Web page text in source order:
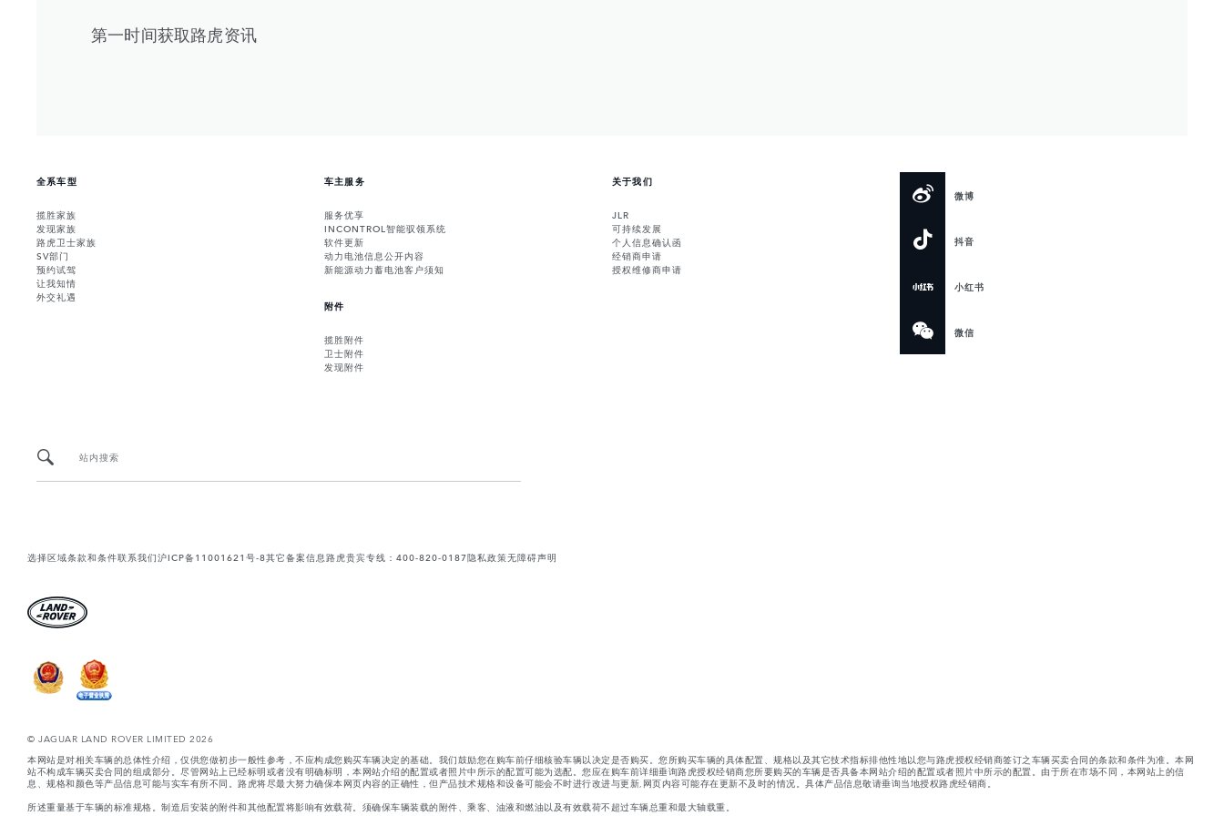
第一时间获取路虎资讯
全系车型
揽胜家族
发现家族
路虎卫士家族
SV部门
预约试驾
让我知情
外交礼遇
车主服务
服务优享
INCONTROL智能驭领系统
软件更新
动力电池信息公开内容
新能源动力蓄电池客户须知
附件
揽胜附件
卫士附件
发现附件
关于我们
JLR
可持续发展
个人信息确认函
经销商申请
授权维修商申请
微博
抖音
小红书
微信
站内搜索
选择区域条款和条件联系我们沪ICP备11001621号-8其它备案信息路虎贵宾专线：400-820-0187隐私政策无障碍声明
© JAGUAR LAND ROVER LIMITED 2026
本网站是对相关车辆的总体性介绍，仅供您做初步一般性参考，不应构成您购买车辆决定的基础。我们鼓励您在购车前仔细核验车辆以决定是否购买。您所购买车辆的具体配置、规格以及其它技术指标排他性地以您与路虎授权经销商签订之车辆买卖合同的条款和条件为准。本网
站不构成车辆买卖合同的组成部分。尽管网站上已经标明或者没有明确标明，本网站介绍的配置或者照片中所示的配置可能为选配。您应在购车前详细垂询路虎授权经销商您所要购买的车辆是否具备本网站介绍的配置或者照片中所示的配置。由于所在市场不同，本网站上的信
息、规格和颜色等产品信息可能与实车有所不同。路虎将尽最大努力确保本网页内容的正确性，但产品技术规格和设备可能会不时进行改进与更新,网页内容可能存在更新不及时的情况。具体产品信息敬请垂询当地授权路虎经销商。
所述重量基于车辆的标准规格。制造后安装的附件和其他配置将影响有效载荷。须确保车辆装载的附件、乘客、油液和燃油以及有效载荷不超过车辆总重和最大轴载重。